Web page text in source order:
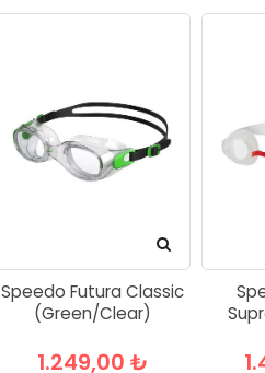
Speedo Futura Classic
(Green/Clear)
1.249,00 ₺